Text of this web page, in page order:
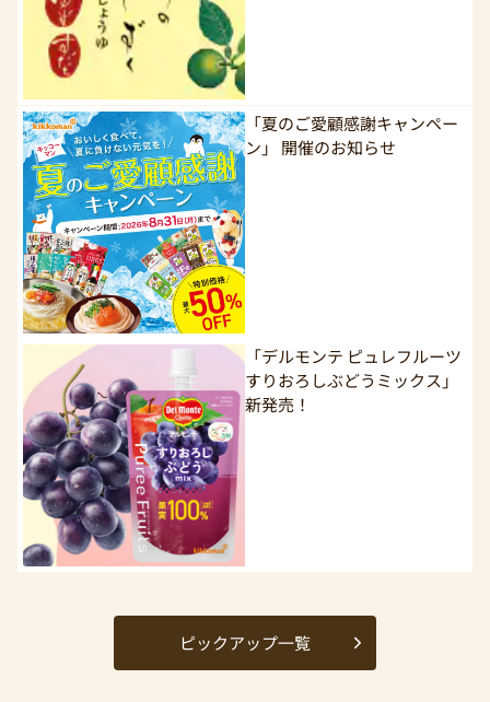
「夏のご愛顧感謝キャンペー
ン」 開催のお知らせ
「デルモンテ ピュレフルーツ
すりおろしぶどうミックス」
新発売！
ピックアップ一覧